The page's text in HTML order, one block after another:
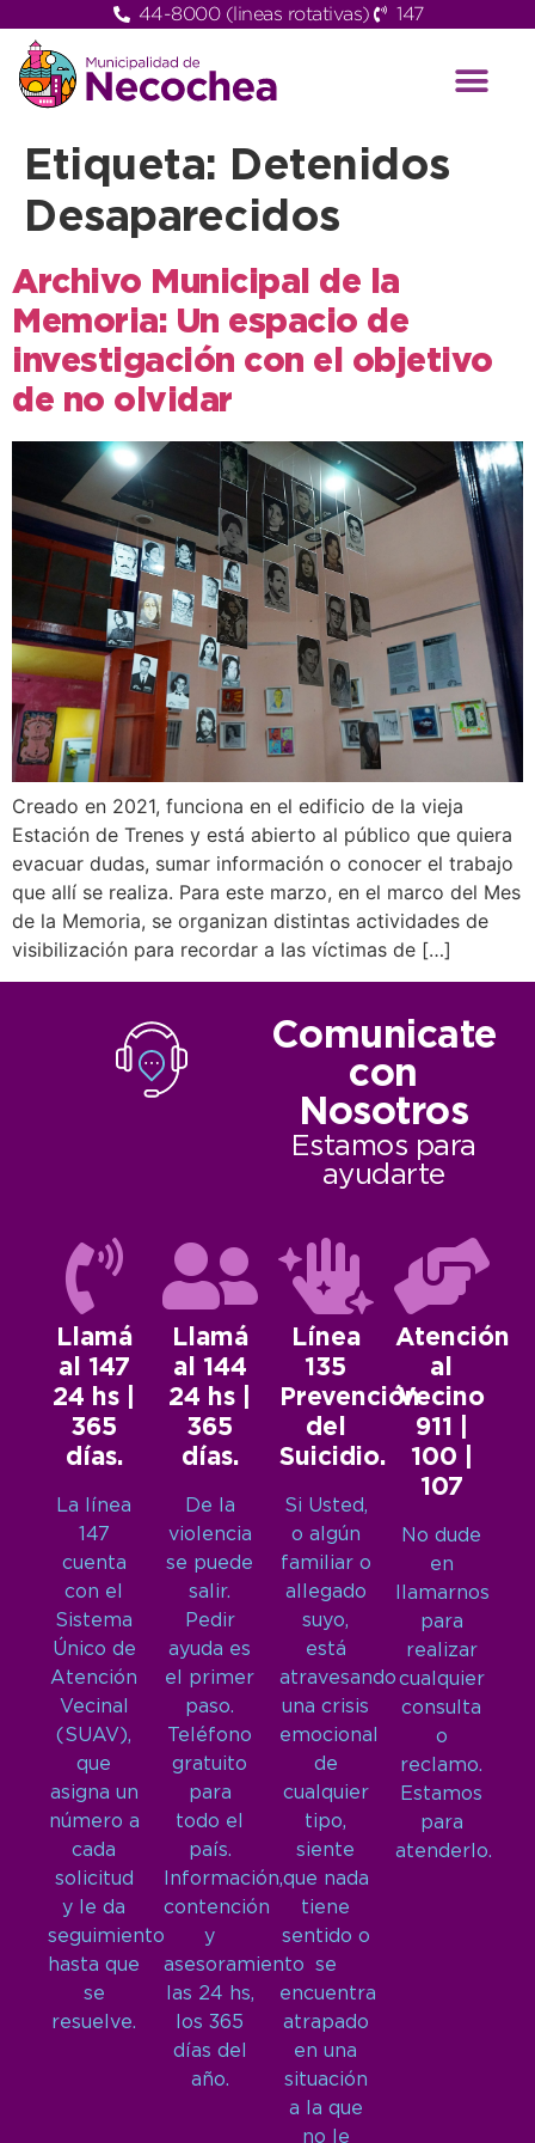
44-8000 (lineas rotativas) 147
Etiqueta:
Detenidos
Desaparecidos
Archivo Municipal de la
Memoria: Un espacio de
investigación con el objetivo
de no olvidar
Creado en 2021, funciona en el edificio de la vieja
Estación de Trenes y está abierto al público que quiera
evacuar dudas, sumar información o conocer el trabajo
que allí se realiza. Para este marzo, en el marco del Mes
de la Memoria, se organizan distintas actividades de
visibilización para recordar a las víctimas de […]
Comunicate
con
Nosotros
Estamos para
ayudarte
Llamá
al 147
24 hs |
365
días.
La línea
147
cuenta
con el
Sistema
Único de
Atención
Vecinal
(SUAV),
que
asigna un
número a
cada
solicitud
y le da
seguimiento
hasta que
se
resuelve.
Llamá
al 144
24 hs |
365
días.
De la
violencia
se puede
salir.
Pedir
ayuda es
el primer
paso.
Teléfono
gratuito
para
todo el
país.
Información,
contención
y
asesoramiento
las 24 hs,
los 365
días del
año.
Línea
135
Prevención
del
Suicidio.
Si Usted,
o algún
familiar o
allegado
suyo,
está
atravesando
una crisis
emocional
de
cualquier
tipo,
siente
que nada
tiene
sentido o
se
encuentra
atrapado
en una
situación
a la que
no le
Atención
al
Vecino
911 |
100 |
107
No dude
en
llamarnos
para
realizar
cualquier
consulta
o
reclamo.
Estamos
para
atenderlo.